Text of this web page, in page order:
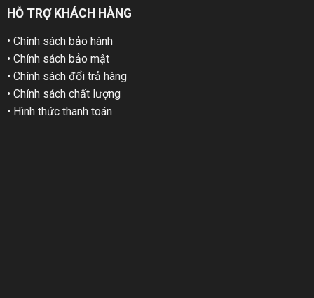
HỖ TRỢ KHÁCH HÀNG
• Chính sách bảo hành
• Chính sách bảo mật
• Chính sách đổi trả hàng
• Chính sách chất lượng
• Hình thức thanh toán